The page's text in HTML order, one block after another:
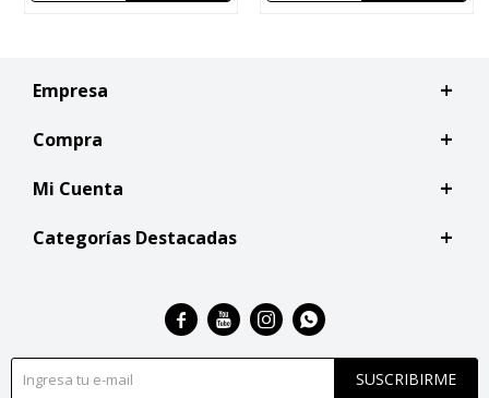
Empresa
Compra
Mi Cuenta
Categorías Destacadas
SUSCRIBIRME
   